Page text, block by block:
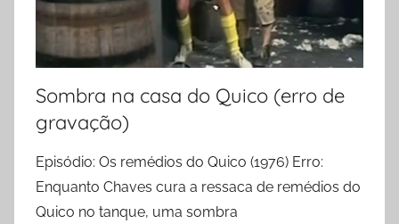
Sombra na casa do Quico (erro de
gravação)
Episódio: Os remédios do Quico (1976) Erro:
Enquanto Chaves cura a ressaca de remédios do
Quico no tanque, uma sombra